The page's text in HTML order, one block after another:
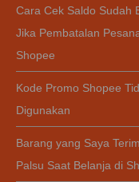
Cara Cek Saldo Sudah
Jika Pembatalan
Shopee
Kode Promo Shopee
Digunakan
Barang yang Saya
Palsu Saat Belanja di